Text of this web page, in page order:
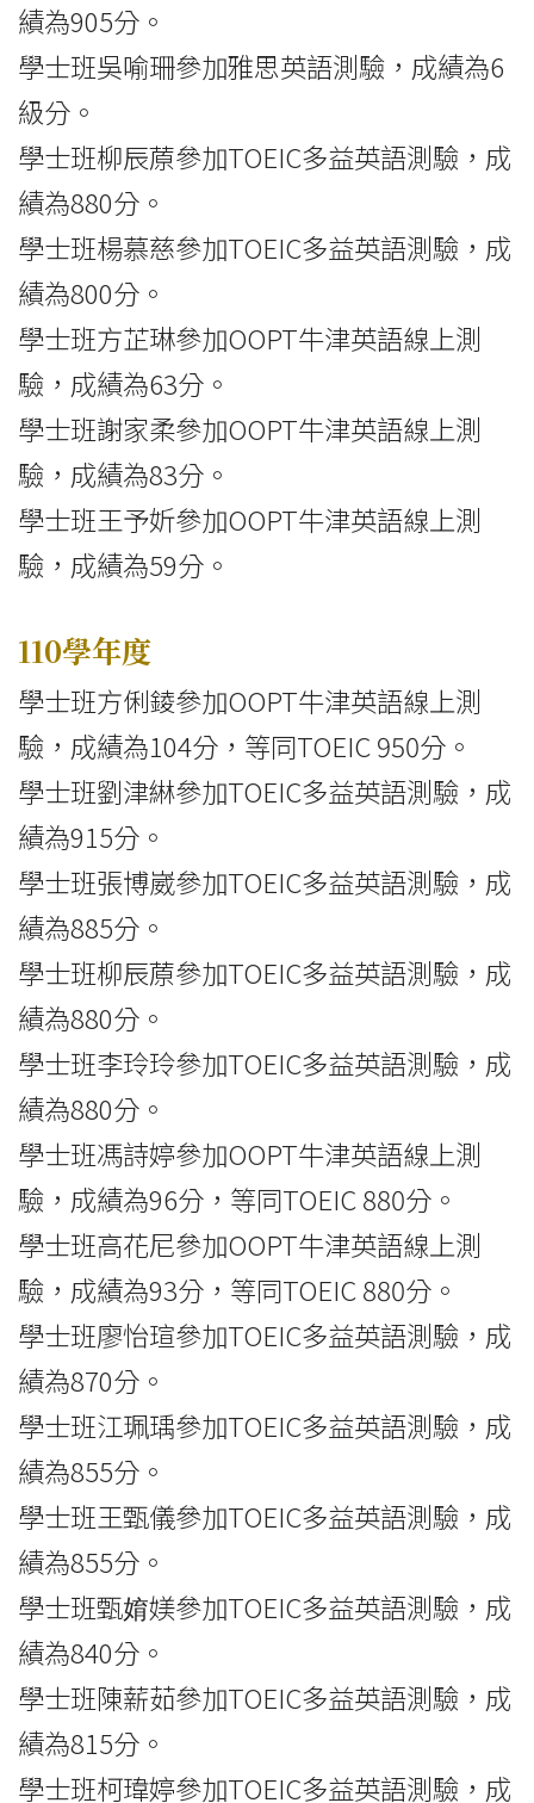
績為905分。
學士班吳喻珊參加雅思英語測驗，成績為6
級分。
學士班柳辰蒝參加TOEIC多益英語測驗，成
績為880分。
學士班楊慕慈參加TOEIC多益英語測驗，成
績為800分。
學士班方芷琳參加OOPT牛津英語線上測
驗，成績為63分。
學士班謝家柔參加OOPT牛津英語線上測
驗，成績為83分。
學士班王予妡參加OOPT牛津英語線上測
驗，成績為59分。
110學年度
學士班方俐錂參加OOPT牛津英語線上測
驗，成績為104分，等同TOEIC 950分。
學士班劉津綝參加TOEIC多益英語測驗，成
績為915分。
學士班張博崴參加TOEIC多益英語測驗，成
績為885分。
學士班柳辰蒝參加TOEIC多益英語測驗，成
績為880分。
學士班李玲玲參加TOEIC多益英語測驗，成
績為880分。
學士班馮詩婷參加OOPT牛津英語線上測
驗，成績為96分，等同TOEIC 880分。
學士班高花尼參加OOPT牛津英語線上測
驗，成績為93分，等同TOEIC 880分。
學士班廖怡瑄參加TOEIC多益英語測驗，成
績為870分。
學士班江珮瑀參加TOEIC多益英語測驗，成
績為855分。
學士班王甄儀參加TOEIC多益英語測驗，成
績為855分。
學士班甄㛩媄參加TOEIC多益英語測驗，成
績為840分。
學士班陳薪茹參加TOEIC多益英語測驗，成
績為815分。
學士班柯瑋婷參加TOEIC多益英語測驗，成